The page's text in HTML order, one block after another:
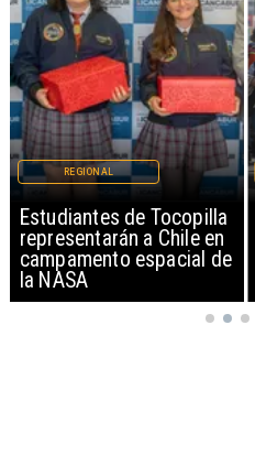
Estudiantes de Tocopilla
representarán a Chile en
campamento espacial de
la NASA
REGIONAL